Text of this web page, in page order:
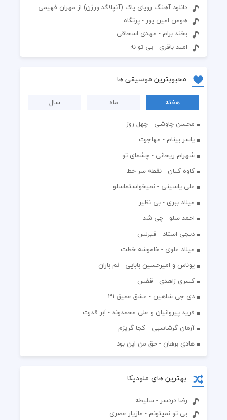
دانلود آهنگ رویای پاک (آنپلاگد ورژن) از مهران فهیمی
هومن امین پور - پرتگاه
بخند برام - مهدی اسحاقی
امید باقری - بی تو نه
محبوبترین موسیقی ها
هفته ماه
سال
محسن چاوشی - چهل روز
یاسر بینام - مهاجرت
شهرام ریحانی - چشمای تو
کاوه کیان - نقطه سر خط
علی یاسینی - نمیخواستماسلو
میلاد ببری - بی نظیر
احمد سلو - چی شد
دیجی استاد - فیرلس
میلاد علوی - خاموشه خطت
یوناس و امیرحسین بابایی - نم باران
کسری زاهدی - قفس
دی جی شاهین - عشق عمیق 31
فرید پیروانیان و علی محمدوند - اَبَر قدرت
آرمان گرشاسبی - کجا گریزم
هادی برهان - حق من این بود
بهترین های ملودیکا
رضا دردسر - سلیطه
بی تو نمیتونم - مازیار عصری